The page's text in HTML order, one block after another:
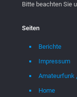
Bitte beachten Sie
Seiten
Berichte
Impressum
Amateurfunk
Home